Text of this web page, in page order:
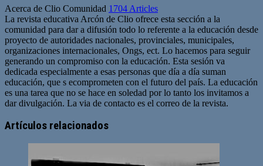
Acerca de Clio Comunidad 1704 Articles
La revista educativa Arcón de Clio ofrece esta sección a la
comunidad para dar a difusión todo lo referente a la educación desde
proyecto de autoridades nacionales, provinciales, municipales,
organizaciones internacionales, Ongs, ect. Lo hacemos para seguir
generando un compromiso con la educación. Esta sesión va
dedicada especialmente a esas personas que día a día suman
educación, que s ecomprometen con el futuro del país. La educación
es una tarea que no se hace en soledad por lo tanto los invitamos a
dar divulgación. La via de contacto es el correo de la revista.
web
Artículos relacionados